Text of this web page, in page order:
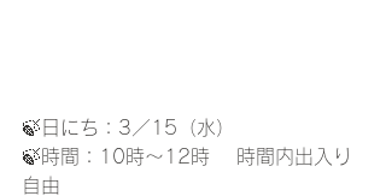
🍃日にち：3／15（水）
🍃時間：10時～12時 　時間内出入り
自由